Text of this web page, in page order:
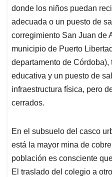
donde los niños puedan
adecuada o un puesto de
corregimiento San Juan de
municipio de Puerto
departamento de
educativa y un puesto de
infraestructura física, pero
cerrados.
En el subsuelo del casco
está la mayor mina de
población es consciente
El traslado del colegio a